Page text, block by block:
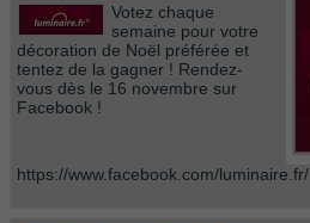
Votez chaque
semaine pour votre
décoration de Noël préférée et
tentez de la gagner ! Rendez-
vous dès le 16 novembre sur
Facebook !
https://www.facebook.com/luminaire.fr/